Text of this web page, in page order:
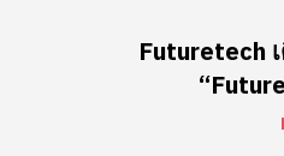
Futuretech